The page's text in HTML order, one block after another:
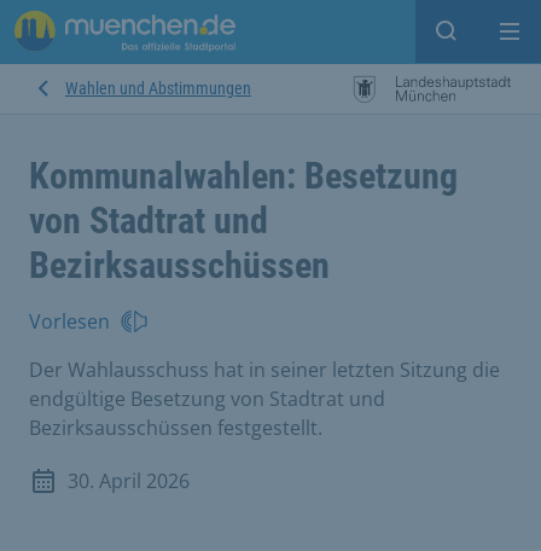
Suche
Wahlen und Abstimmungen
Kommunalwahlen: Besetzung
von Stadtrat und
Bezirksausschüssen
Vorlesen
Der Wahlausschuss hat in seiner letzten Sitzung die
endgültige Besetzung von Stadtrat und
Bezirksausschüssen festgestellt.
30. April 2026